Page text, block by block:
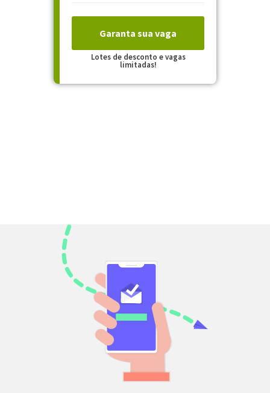
Garanta sua vaga
Lotes de desconto e vagas
limitadas!